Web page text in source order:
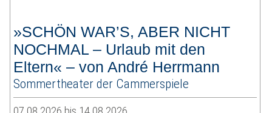
»SCHÖN WAR’S, ABER NICHT
NOCHMAL – Urlaub mit den
Eltern« – von André Herrmann
Sommertheater der Cammerspiele